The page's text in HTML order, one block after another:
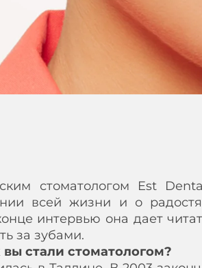
стоматологом Est
всей жизни и о
интервью она дает
за зубами.
стали стоматологом?